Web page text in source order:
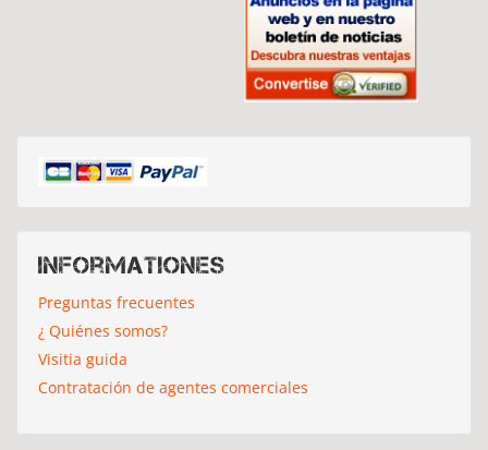
Informationes
Preguntas frecuentes
¿ Quiénes somos?
Visitia guida
Contratación de agentes comerciales